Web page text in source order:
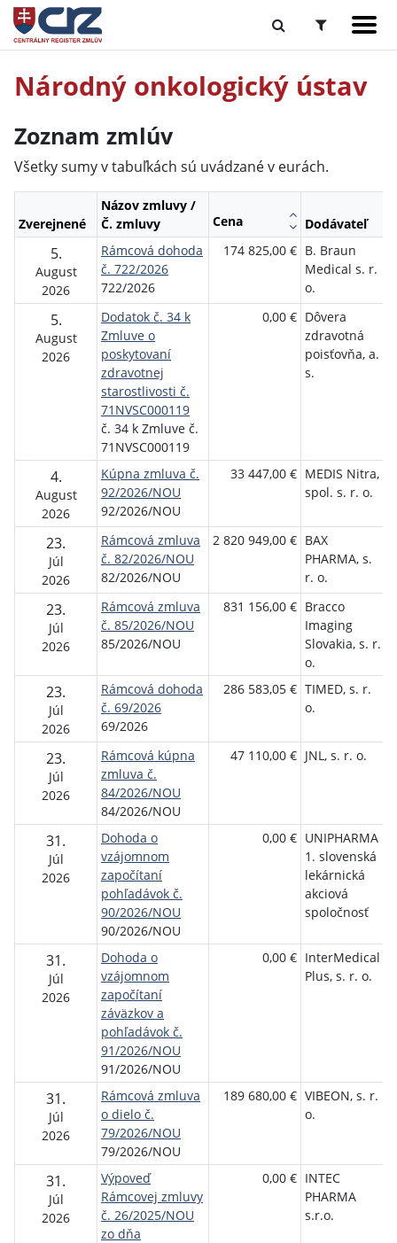
Národný onkologický ústav
Zoznam zmlúv
Všetky sumy v tabuľkách sú uvádzané v eurách.
Zverejnené
Názov zmluvy /
Č. zmluvy
Cena Dodávateľ
5.
August
2026
Rámcová dohoda
č. 722/2026
722/2026
174 825,00 € B. Braun
Medical s. r.
o.
5.
August
2026
Dodatok č. 34 k
Zmluve o
poskytovaní
zdravotnej
starostlivosti č.
71NVSC000119
č. 34 k Zmluve č.
71NVSC000119
0,00 € Dôvera
zdravotná
poisťovňa, a.
s.
4.
August
2026
Kúpna zmluva č.
92/2026/NOU
92/2026/NOU
33 447,00 € MEDIS Nitra,
spol. s. r. o.
23.
Júl
2026
Rámcová zmluva
č. 82/2026/NOU
82/2026/NOU
2 820 949,00 € BAX
PHARMA, s.
r. o.
23.
Júl
2026
Rámcová zmluva
č. 85/2026/NOU
85/2026/NOU
831 156,00 € Bracco
Imaging
Slovakia, s. r.
o.
23.
Júl
2026
Rámcová dohoda
č. 69/2026
69/2026
286 583,05 € TIMED, s. r.
o.
23.
Júl
2026
Rámcová kúpna
zmluva č.
84/2026/NOU
84/2026/NOU
47 110,00 € JNL, s. r. o.
31.
Júl
2026
Dohoda o
vzájomnom
započítaní
pohľadávok č.
90/2026/NOU
90/2026/NOU
0,00 € UNIPHARMA
1. slovenská
lekárnická
akciová
spoločnosť
31.
Júl
2026
Dohoda o
vzájomnom
započítaní
záväzkov a
pohľadávok č.
91/2026/NOU
91/2026/NOU
0,00 € InterMedical
Plus, s. r. o.
31.
Júl
2026
Rámcová zmluva
o dielo č.
79/2026/NOU
79/2026/NOU
189 680,00 € VIBEON, s. r.
o.
31.
Júl
2026
Výpoveď
Rámcovej zmluvy
č. 26/2025/NOU
zo dňa
0,00 € INTEC
PHARMA
s.r.o.